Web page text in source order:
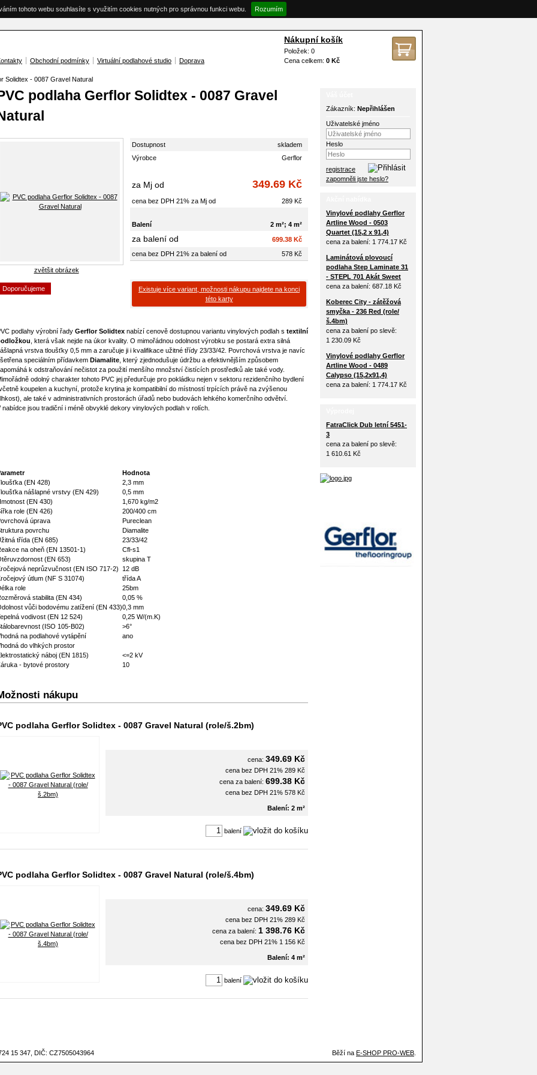
tohoto webu souhlasíte s využitím cookies nutných pro správnou funkci webu. Rozumím
Obchodní podmínky Virtuální podlahové studio Doprava
Nákupní košík
Položek: 0
Cena celkem: 0 Kč
Solidtex - 0087 Gravel Natural
podlaha Gerflor Solidtex - 0087 Gravel
zvětšit obrázek
Doporučujeme
Dostupnost
skladem
Výrobce
Gerflor
za Mj od 349.69 Kč
cena bez DPH 21% za Mj od 289 Kč
Balení 2 m²; 4 m²
za balení od
699.38 Kč
cena bez DPH 21% za balení od
578 Kč
Existuje více variant, možnosti nákupu najdete na konci
této karty
podlahy výrobní řady Gerflor Solidtex nabízí cenově dostupnou variantu vinylových podlah s textilní
, která však nejde na úkor kvality. O mimořádnou odolnost výrobku se postará extra silná
vrstva tloušťky 0,5 mm a zaručuje ji i kvalifikace užitné třídy 23/33/42. Povrchová vrstva je navíc
speciálním přídavkem Diamalite , který zjednodušuje údržbu a efektivnějším způsobem
k odstraňování nečistot za použití menšího množství čistících prostředků ale také vody.
odolný charakter tohoto PVC jej předurčuje pro pokládku nejen v sektoru rezidenčního bydlení
koupelen a kuchyní, protože krytina je kompatibilní do místností trpících právě na zvýšenou
ale také v administrativních prostorách úřadů nebo budovách lehkého komerčního odvětví.
nabídce jsou tradiční i méně obvyklé dekory vinylových podlah v rolích.
Hodnota
(EN 428)
2,3 mm
nášlapné vrstvy (EN 429)
0,5 mm
(EN 430)
1,670 kg/m2
role (EN 426)
200/400 cm
úprava
Pureclean
povrchu
Diamalite
třída (EN 685)
23/33/42
na oheň (EN 13501-1)
Cfl-s1
(EN 653)
skupina T
neprůzvučnost (EN ISO 717-2)
12 dB
útlum (NF S 31074)
třída A
role
25bm
stabilita (EN 434)
0,05 %
vůči bodovému zatížení (EN 433)0,3 mm
vodivost (EN 12 524)
0,25 W/(m.K)
(ISO 105-B02)
>6°
na podlahové vytápění
ano
do vlhkých prostor
náboj (EN 1815)
<=2 kV
- bytové prostory
10
nákupu
podlaha Gerflor Solidtex - 0087 Gravel Natural (role/š.2bm)
cena: 349.69 Kč
cena bez DPH 21% 289 Kč
cena za balení: 699.38 Kč
cena bez DPH 21% 578 Kč
Balení: 2 m²
balení
podlaha Gerflor Solidtex - 0087 Gravel Natural (role/š.4bm)
cena: 349.69 Kč
cena bez DPH 21% 289 Kč
cena za balení: 1 398.76 Kč
cena bez DPH 21% 1 156 Kč
Balení: 4 m²
balení
Zákazník: Nepřihlášen
Uživatelské jméno
Heslo
registrace
zapomněli jste heslo?
Vinylové podlahy Gerflor
Artline Wood - 0503
Quartet (15,2 x 91,4)
cena za balení: 1 774.17 Kč
Laminátová plovoucí
podlaha Step Laminate 31
- STEPL 701 Akát Sweet
cena za balení: 687.18 Kč
Koberec City - zátěžová
smyčka - 236 Red (role/
š.4bm)
cena za balení po slevě:
1 230.09 Kč
Vinylové podlahy Gerflor
Artline Wood - 0489
Calypso (15,2x91,4)
cena za balení: 1 774.17 Kč
FatraClick Dub letní 5451-
3
cena za balení po slevě:
1 610.61 Kč
15 347, DIČ: CZ7505043964 Běží na E-SHOP PRO-WEB